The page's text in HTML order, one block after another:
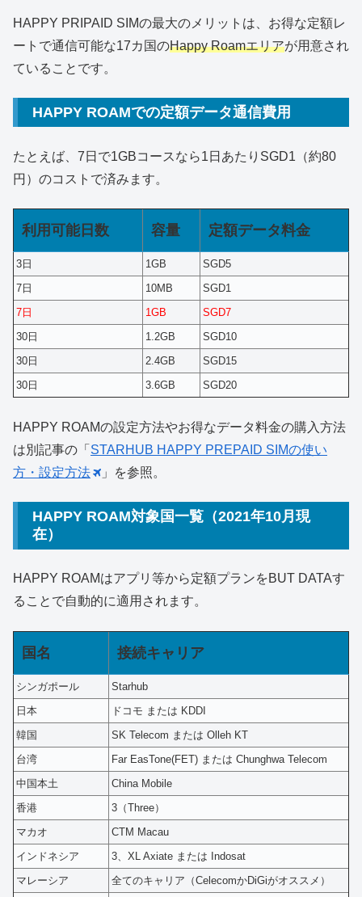
HAPPY PRIPAID SIMの最大のメリットは、お得な定額レ
ートで通信可能な17カ国のHappy Roamエリアが用意され
ていることです。
HAPPY ROAMでの定額データ通信費用
たとえば、7日で1GBコースなら1日あたりSGD1（約80
円）のコストで済みます。
利用可能日数 容量 定額データ料金
3日 1GB
SGD5
7日
10MB
SGD1
7日
1GB
SGD7
30日
1.2GB
SGD10
30日
2.4GB
SGD15
30日
3.6GB SGD20
HAPPY ROAMの設定方法やお得なデータ料金の購入方法
は別記事の「 STARHUB HAPPY PREPAID SIMの使い
方・設定方法
」を参照。
HAPPY ROAM対象国一覧（2021年10月現
在）
HAPPY ROAMはアプリ等から定額プランをBUT DATAす
ることで自動的に適用されます。
国名 接続キャリア
シンガポール
Starhub
日本
ドコモ または KDDI
韓国
SK Telecom または Olleh KT
台湾
Far EasTone(FET) または Chunghwa Telecom
中国本土
China Mobile
香港
3（Three）
マカオ
CTM Macau
インドネシア
3、XL Axiate または Indosat
マレーシア
全てのキャリア（CelecomかDiGiがオススメ）